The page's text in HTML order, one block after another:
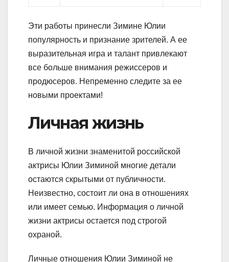
Эти работы принесли Зимине Юлии
популярность и признание зрителей. А ее
выразительная игра и талант привлекают
все больше внимания режиссеров и
продюсеров. Непременно следите за ее
новыми проектами!
Личная жизнь
В личной жизни знаменитой российской
актрисы Юлии Зиминой многие детали
остаются скрытыми от публичности.
Неизвестно, состоит ли она в отношениях
или имеет семью. Информация о личной
жизни актрисы остается под строгой
охраной.
Личные отношения Юлии Зиминой не